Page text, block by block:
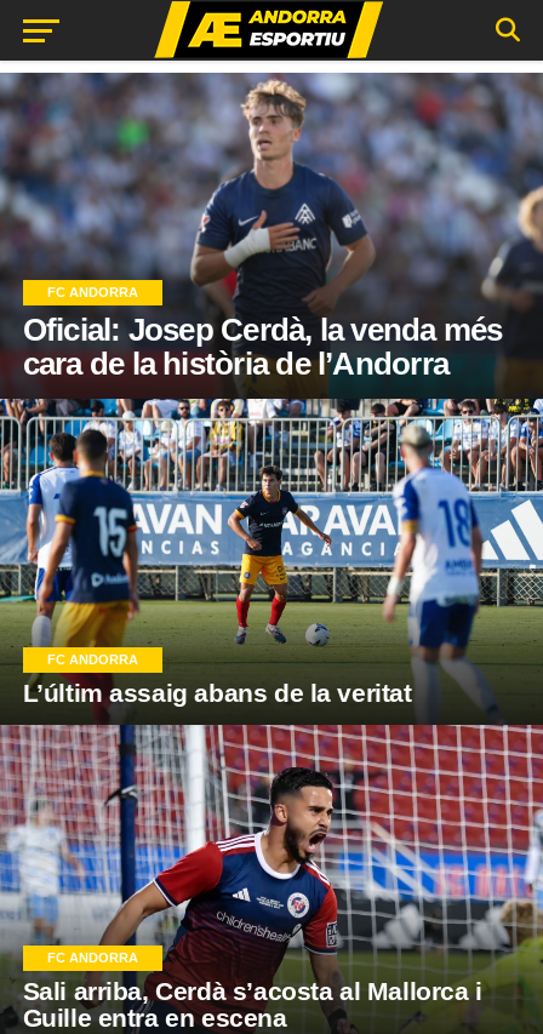
FC ANDORRA
Oficial: Josep Cerdà, la venda més
cara de la història de l’Andorra
FC ANDORRA
L’últim assaig abans de la veritat
FC ANDORRA
Sali arriba, Cerdà s’acosta al Mallorca i
Guille entra en escena